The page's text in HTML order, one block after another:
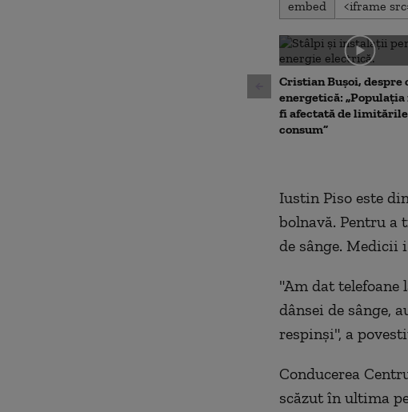
seconds
0
seconds Volume
90%
embed
Cristian Bușoi, despre
energetică: „Populația
fi afectată de
consum”
Iustin Piso este
bolnavă. Pentru a
de sânge. Medicii
"Am dat
dânsei de sânge,
respinși", a
Conducerea
scăzut în ultima